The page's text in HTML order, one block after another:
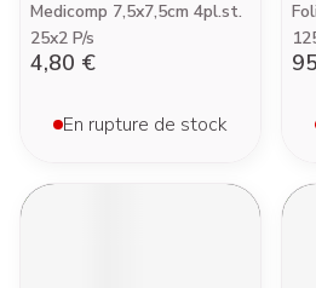
Medicomp 7,5x7,5cm 4pl.st.
25x2 P/s
4,80 €
En rupture de stock